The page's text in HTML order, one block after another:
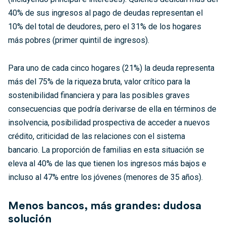
40% de sus ingresos al pago de deudas representan el
10% del total de deudores, pero el 31% de los hogares
más pobres (primer quintil de ingresos).
Para uno de cada cinco hogares (21%) la deuda representa
más del 75% de la riqueza bruta, valor crítico para la
sostenibilidad financiera y para las posibles graves
consecuencias que podría derivarse de ella en términos de
insolvencia, posibilidad prospectiva de acceder a nuevos
crédito, criticidad de las relaciones con el sistema
bancario. La proporción de familias en esta situación se
eleva al 40% de las que tienen los ingresos más bajos e
incluso al 47% entre los jóvenes (menores de 35 años).
Menos bancos, más grandes: dudosa
solución